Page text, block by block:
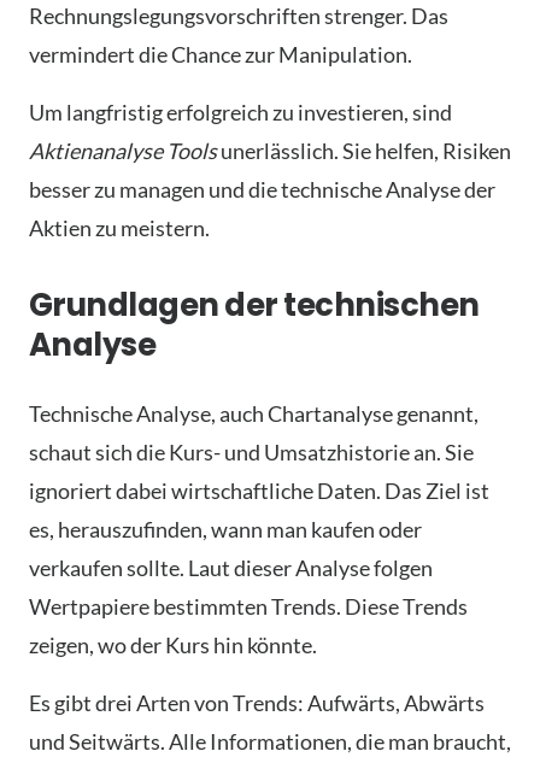
Rechnungslegungsvorschriften strenger. Das
vermindert die Chance zur Manipulation.
Um langfristig erfolgreich zu investieren, sind
Aktienanalyse Toolsunerlässlich. Sie helfen, Risiken
besser zu managen und die technische Analyse der
Aktien zu meistern.
Grundlagen der technischen
Analyse
Technische Analyse, auch Chartanalyse genannt,
schaut sich die Kurs- und Umsatzhistorie an. Sie
ignoriert dabei wirtschaftliche Daten. Das Ziel ist
es, herauszufinden, wann man kaufen oder
verkaufen sollte. Laut dieser Analyse folgen
Wertpapiere bestimmten Trends. Diese Trends
zeigen, wo der Kurs hin könnte.
Es gibt drei Arten von Trends: Aufwärts, Abwärts
und Seitwärts. Alle Informationen, die man braucht,